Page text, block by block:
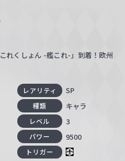
れくしょん -艦これ-」到着！欧州
レアリティ SP
種類 キャラ
レベル 3
パワー 9500
トリガー